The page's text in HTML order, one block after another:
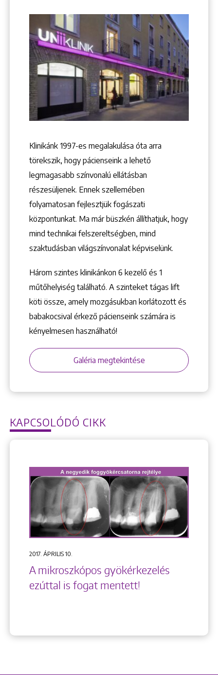
+36 1 222 7250
+36 1 222 9150
1148 Budapest, Örs vezér tere 2.
Keresés
Klinikánk 1997-­es megalakulása óta arra
törekszik, hogy pácienseink a lehető
legmagasabb színvonalú ellátásban
részesüljenek. Ennek szellemében
folyamatosan fejlesztjük fogászati
központunkat. Ma már büszkén állíthatjuk, hogy
mind technikai felszereltségben, mind
szaktudásban világszínvonalat képviselünk.
Három szintes klinikánkon 6 kezelő ­és 1
műtőhelyiség található. A szinteket tágas lift
köti össze, amely mozgásukban korlátozott és
babakocsival érkező pácienseink számára is
kényelmesen használható!
Galéria megtekintése
KAPCSOLÓDÓ CIKK
2017. ÁPRILIS 10.
A mikroszkópos gyökérkezelés
ezúttal is fogat mentett!